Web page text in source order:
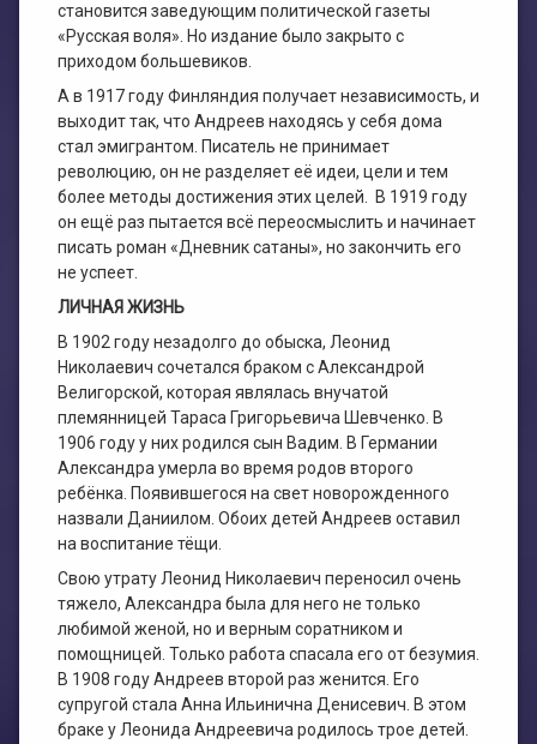
становится заведующим политической газеты
«Русская воля». Но издание было закрыто с
приходом большевиков.
А в 1917 году Финляндия получает независимость, и
выходит так, что Андреев находясь у себя дома
стал эмигрантом. Писатель не принимает
революцию, он не разделяет её идеи, цели и тем
более методы достижения этих целей. В 1919 году
он ещё раз пытается всё переосмыслить и начинает
писать роман «Дневник сатаны», но закончить его
не успеет.
ЛИЧНАЯ ЖИЗНЬ
В 1902 году незадолго до обыска, Леонид
Николаевич сочетался браком с Александрой
Велигорской, которая являлась внучатой
племянницей Тараса Григорьевича Шевченко. В
1906 году у них родился сын Вадим. В Германии
Александра умерла во время родов второго
ребёнка. Появившегося на свет новорожденного
назвали Даниилом. Обоих детей Андреев оставил
на воспитание тёщи.
Свою утрату Леонид Николаевич переносил очень
тяжело, Александра была для него не только
любимой женой, но и верным соратником и
помощницей. Только работа спасала его от безумия.
В 1908 году Андреев второй раз женится. Его
супругой стала Анна Ильинична Денисевич. В этом
браке у Леонида Андреевича родилось трое детей.